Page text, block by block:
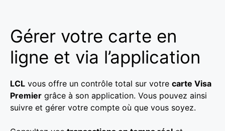
Gérer votre carte en
ligne et via l’application
LCL vous offre un contrôle total sur votre carte Visa
Premier grâce à son application. Vous pouvez ainsi
suivre et gérer votre compte où que vous soyez.